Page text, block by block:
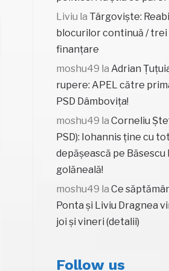
Liviu la Târgoviște:
blocurilor continuă / trei
finanțare
moshu49 la Adrian
rupere: APEL către
PSD Dâmbovița!
moshu49 la Corneliu
PSD): Iohannis ține cu
depășească pe Băsescu
golăneală!
moshu49 la Ce
Ponta și Liviu Dragnea
joi și vineri (detalii)
Follow us